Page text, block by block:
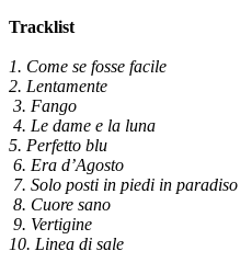
Tracklist
1. Come se fosse facile
2. Lentamente
3. Fango
4. Le dame e la luna
5. Perfetto blu
6. Era d’Agosto
7. Solo posti in piedi in paradiso
8. Cuore sano
9. Vertigine
10. Linea di sale